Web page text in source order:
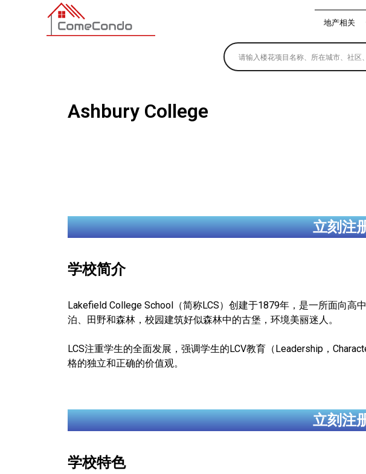
多伦多最新最全的楼花搜索引擎
地产相关
Ashbury College
立刻注
学校简介
Lakefield College School（简称LCS）创建于1879年，是一所面向
泊、田野和森林，校园建筑好似森林中的古堡，环境美丽迷人。
LCS注重学生的全面发展，强调学生的LCV教育（Leadership，
格的独立和正确的价值观。
立刻注
学校特色